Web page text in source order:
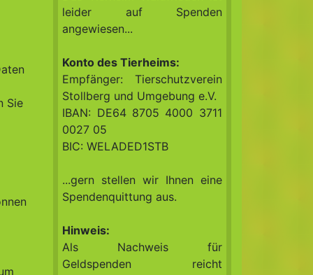
Sie
leider auf Spenden
angewiesen...
Konto des Tierheims:
Empfänger: Tierschutzverein
Stollberg und Umgebung e.V.
IBAN: DE64 8705 4000 3711
0027 05
BIC: WELADED1STB
...gern stellen wir Ihnen eine
Spendenquittung aus.
Hinweis:
Als Nachweis für
Geldspenden reicht